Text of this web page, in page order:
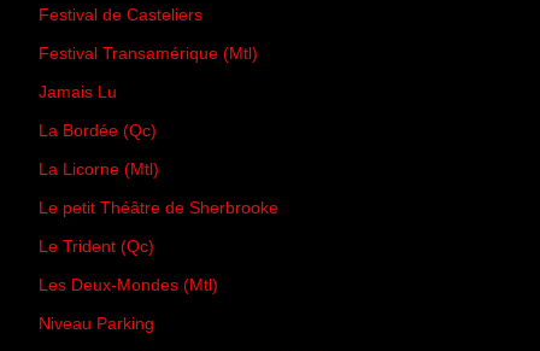
Festival de Casteliers
Festival Transamérique (Mtl)
Jamais Lu
La Bordée (Qc)
La Licorne (Mtl)
Le petit Théâtre de Sherbrooke
Le Trident (Qc)
Les Deux-Mondes (Mtl)
Niveau Parking